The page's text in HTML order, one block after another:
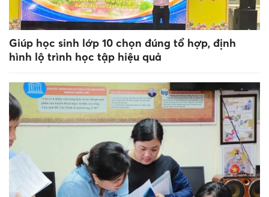
Giúp học sinh lớp 10 chọn đúng tổ hợp, định
hình lộ trình học tập hiệu quả